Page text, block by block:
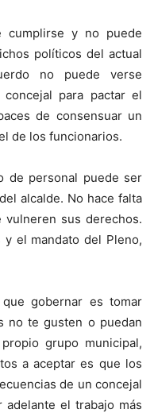
cumplirse y no puede
políticos del actual
no puede verse
para pactar el
de consensuar un
de los funcionarios.
de personal puede ser
alcalde. No hace falta
vulneren sus derechos.
el mandato del Pleno,
gobernar es tomar
no te gusten o puedan
grupo municipal,
a aceptar es que los
de un concejal
adelante el trabajo más